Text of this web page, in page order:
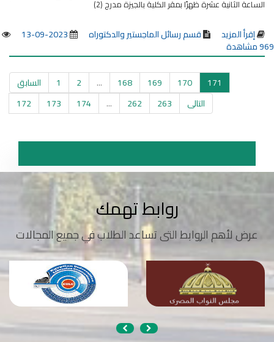
الساعة الثانية عشرة ظهرًا بمقر الكلية بالجيزة مدرج (2)
إقرأ المزيد قسم رسائل الماجستير والدكتوراه 2023-09-13
969 مشاهدة
السابق 1 2 ... 168 169 170
171
172
173 174 ... 262 263 التالى
روابط تهمك
عرض لأهم الروابط التى تساعد الطلاب في جميع المجالات